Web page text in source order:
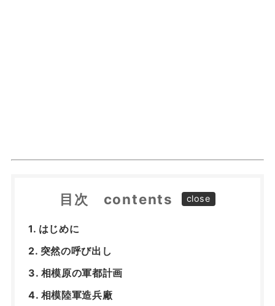
目次 contents
はじめに
突然の呼び出し
相模原の軍都計画
相模陸軍造兵廠